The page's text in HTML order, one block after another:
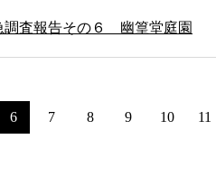
査報告その６ 幽篁堂庭園
6 7 8 9 10 11